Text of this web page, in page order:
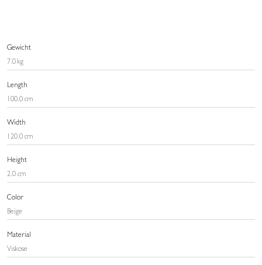
Gewicht
7.0 kg
Length
100.0 cm
Width
120.0 cm
Height
2.0 cm
Color
Beige
Material
Viskose